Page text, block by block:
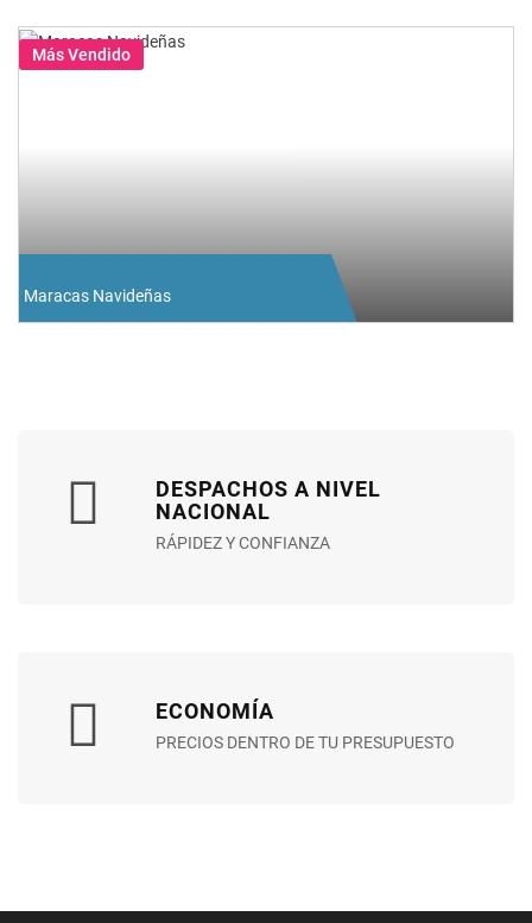
Más Vendido
Maracas Navideñas
DESPACHOS A NIVEL
NACIONAL
RÁPIDEZ Y CONFIANZA
ECONOMÍA
PRECIOS DENTRO DE TU PRESUPUESTO